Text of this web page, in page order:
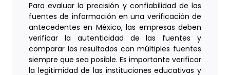
Para evaluar la precisión y confiabilidad de las
fuentes de información en una verificación de
antecedentes en México, las empresas deben
verificar la autenticidad de las fuentes y
comparar los resultados con múltiples fuentes
siempre que sea posible. Es importante verificar
la legitimidad de las instituciones educativas y